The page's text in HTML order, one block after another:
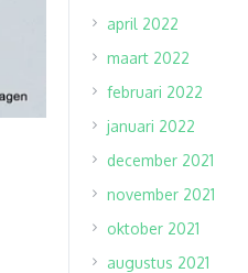
april 2022
maart 2022
februari 2022
januari 2022
december 2021
november 2021
oktober 2021
augustus 2021